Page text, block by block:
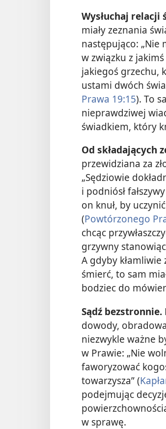
Wysłuchaj relacji
miały zeznania
następująco: „Nie
w związku z
jakiegoś grzechu,
ustami dwóch
Prawa 19:15). To
nieprawdziwej
świadkiem, który
Od składających
przewidziana za
„Sędziowie
i podniósł
on knuł, by
(Powtórzonego
chcąc
grzywny
A gdyby kłamliwie
śmierć, to sam
bodziec do
Sądź bezstronnie.
dowody,
niezwykle ważne
w Prawie: „Nie
faworyzować
towarzysza”(
podejmując
w sprawę.